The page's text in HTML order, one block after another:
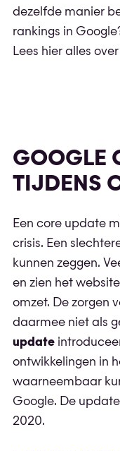
dezelfde manier
rankings in
Lees hier alles
GOOGLE
TIJDENS
Een core update
crisis. Een
kunnen zeggen.
en zien het
omzet. De zorgen
daarmee niet als
update
ontwikkelingen in
waarneembaar
Google. De
2020.